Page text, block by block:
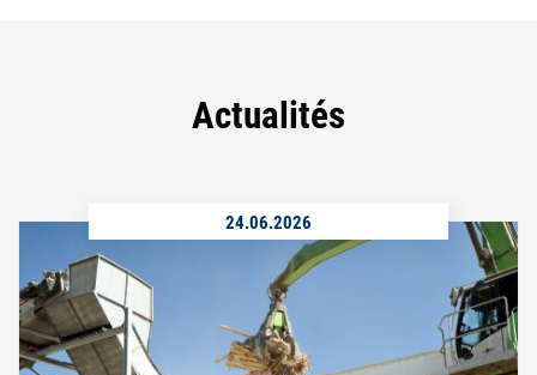
Actualités
24.06.2026